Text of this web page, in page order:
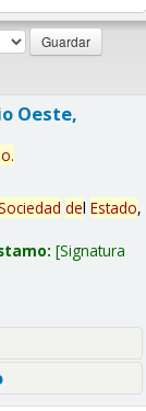
Oeste,
.
del Estado,
Signatura